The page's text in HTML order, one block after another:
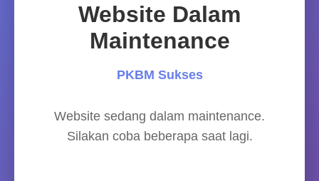
Website Dalam
Maintenance
PKBM Sukses
Website sedang dalam maintenance.
Silakan coba beberapa saat lagi.